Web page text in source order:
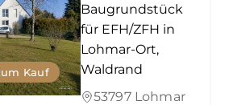
Kauf
Baugrundstück
für EFH/ZFH in
Lohmar-Ort,
Waldrand
53797 Lohmar